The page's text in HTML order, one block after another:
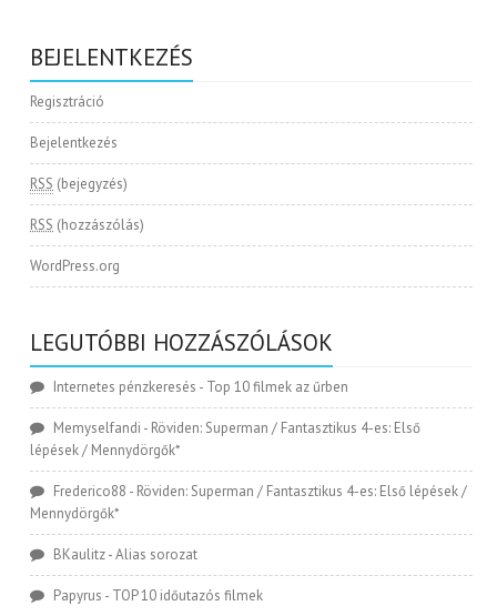
BEJELENTKEZÉS
Regisztráció
Bejelentkezés
RSS (bejegyzés)
RSS (hozzászólás)
WordPress.org
LEGUTÓBBI HOZZÁSZÓLÁSOK
Internetes pénzkeresés - Top 10 filmek az űrben
Memyselfandi - Röviden: Superman / Fantasztikus 4-es: Első
lépések / Mennydörgők*
Frederico88 - Röviden: Superman / Fantasztikus 4-es: Első lépések /
Mennydörgők*
BKaulitz-Alias sorozat
Papyrus - TOP 10 időutazós filmek